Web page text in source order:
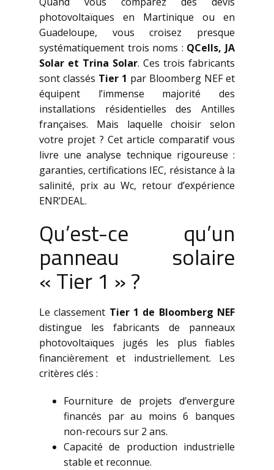
photovoltaïques en Martinique ou en
Guadeloupe, vous croisez presque
systématiquement trois noms : QCells, JA
Solar et Trina Solar. Ces trois fabricants
sont classés Tier 1 par Bloomberg NEF et
équipent l’immense majorité des
installations résidentielles des Antilles
françaises. Mais laquelle choisir selon
votre projet ? Cet article comparatif vous
livre une analyse technique rigoureuse :
garanties, certifications IEC, résistance à la
salinité, prix au Wc, retour d’expérience
ENR’DEAL.
Qu’est-ce qu’un
panneau solaire
« Tier 1 » ?
Le classement Tier 1 de Bloomberg NEF
distingue les fabricants de panneaux
photovoltaïques jugés les plus fiables
financièrement et industriellement. Les
critères clés :
Fourniture de projets d’envergure
financés par au moins 6 banques
non-recours sur 2 ans.
Capacité de production industrielle
stable et reconnue.